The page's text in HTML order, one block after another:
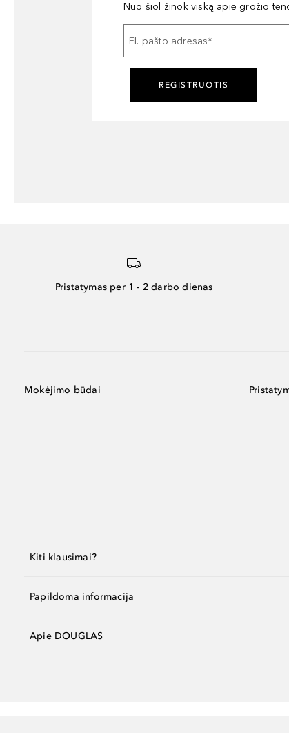
Nuo šiol žinok viską apie grožio
El. pašto adresas*
REGISTRUOTIS
Pristatymas per 1 - 2 darbo dienas
Mokėjimo būdai
Kiti klausimai?
Papildoma informacija
Apie DOUGLAS